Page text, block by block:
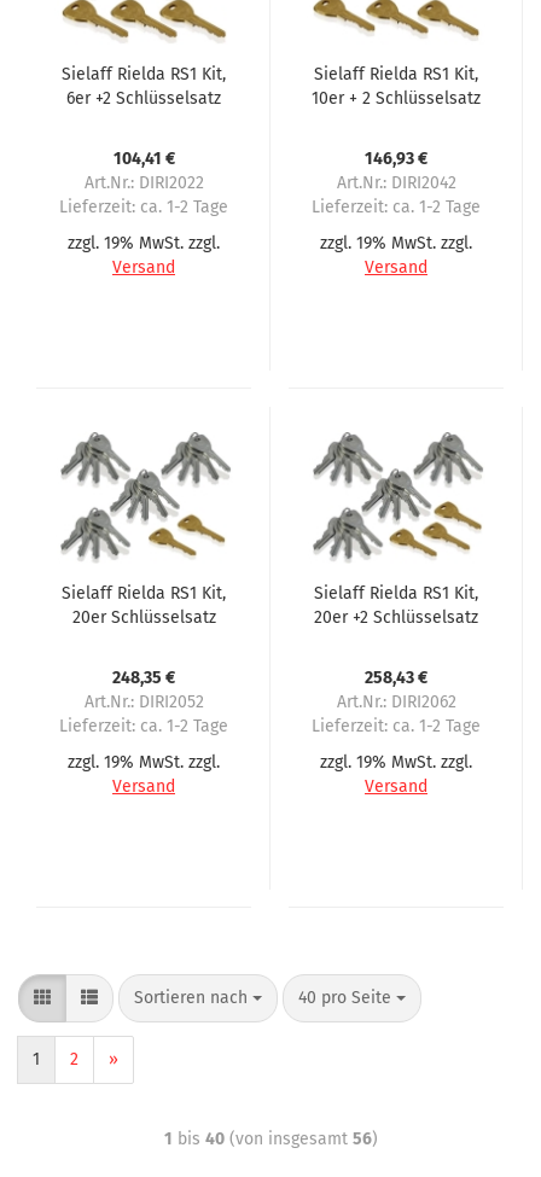
Sielaff Rielda RS1 Kit,
6er +2 Schlüsselsatz
104,41 €
Art.Nr.: DIRI2022
Lieferzeit: ca. 1-2 Tage
zzgl. 19% MwSt. zzgl.
Versand
Sielaff Rielda RS1 Kit,
10er + 2 Schlüsselsatz
146,93 €
Art.Nr.: DIRI2042
Lieferzeit: ca. 1-2 Tage
zzgl. 19% MwSt. zzgl.
Versand
Sielaff Rielda RS1 Kit,
20er Schlüsselsatz
248,35 €
Art.Nr.: DIRI2052
Lieferzeit: ca. 1-2 Tage
zzgl. 19% MwSt. zzgl.
Versand
Sielaff Rielda RS1 Kit,
20er +2 Schlüsselsatz
258,43 €
Art.Nr.: DIRI2062
Lieferzeit: ca. 1-2 Tage
zzgl. 19% MwSt. zzgl.
Versand
Sortieren nach 40 pro Seite
1 2 »
1 bis 40(von insgesamt 56)